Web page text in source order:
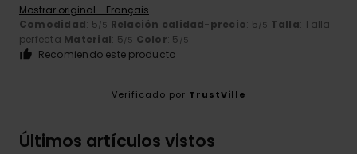
Mostrar original - Français
Comodidad: 5/5 Relación calidad-precio: 5/5 Talla: Talla
perfecta Material: 5/5 Color: 5 /5
Recomiendo este producto
Verificado por TrustVille
Últimos artículos vistos